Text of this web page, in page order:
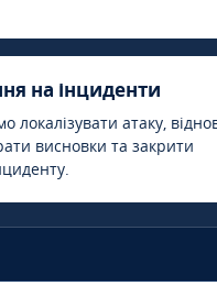
на інциденти
локалізувати атаку,
висновки та закрити